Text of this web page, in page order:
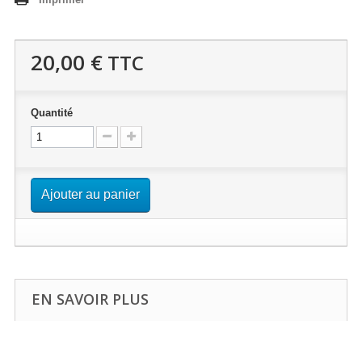
20,00 € TTC
Quantité
Ajouter au panier
EN SAVOIR PLUS